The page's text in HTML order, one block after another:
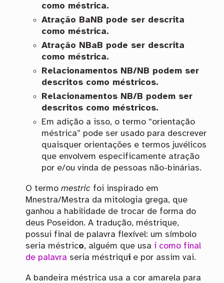
como méstrica.
Atração BaNB pode ser descrita
como méstrica.
Atração NBaB pode ser descrita
como méstrica.
Relacionamentos NB/NB podem ser
descritos como méstricos.
Relacionamentos NB/B podem ser
descritos como méstricos.
Em adição a isso, o termo “orientação
méstrica” pode ser usado para descrever
quaisquer orientações e termos juvélicos
que envolvem especificamente atração
por e/ou vinda de pessoas não-binárias.
O termo mestricfoi inspirado em
Mnestra/Mestra da mitologia grega, que
ganhou a habilidade de trocar de forma do
deus Poseidon. A tradução, méstrique,
possui final de palavra flexível: um símbolo
seria méstrico, alguém que usa i como final
de palavra seria méstriquie por assim vai.
A bandeira méstrica usa a cor amarela para